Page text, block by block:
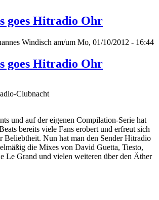
goes Hitradio Ohr
Windisch am/um Mo, 01/10/2012 - 16:44
goes Hitradio Ohr
Clubnacht
und auf der eigenen Compilation-Serie hat
bereits viele Fans erobert und erfreut sich
Beliebtheit. Nun hat man den Sender Hitradio
die Mixes von David Guetta, Tiesto,
Le Grand und vielen weiteren über den Äther